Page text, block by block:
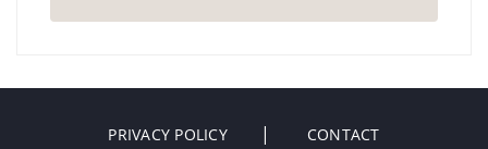
PRIVACY POLICY CONTACT